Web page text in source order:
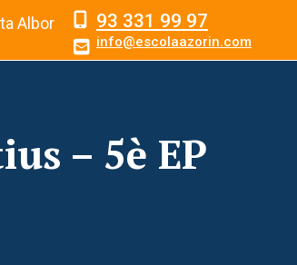
Albor 93 331 99 97
info@escolaazorin.com
– 5è EP